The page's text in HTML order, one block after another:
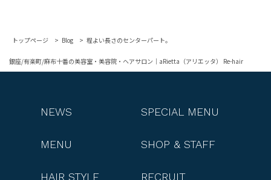
トップページ Blog 程よい長さのセンターパート。
銀座/有楽町/麻布十番の美容室・美容院・ヘアサロン｜aRietta（アリエッタ） Re-hair
NEWS SPECIAL MENU
MENU SHOP & STAFF
HAIR STYLE RECRUIT